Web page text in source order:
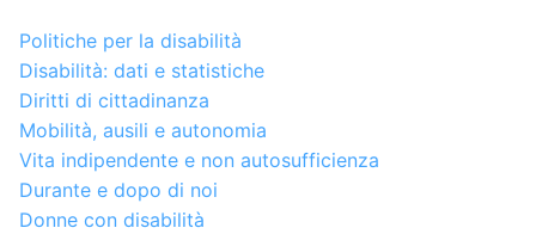
Politiche per la disabilità
Disabilità: dati e statistiche
Diritti di cittadinanza
Mobilità, ausili e autonomia
Vita indipendente e non autosufficienza
Durante e dopo di noi
Donne con disabilità